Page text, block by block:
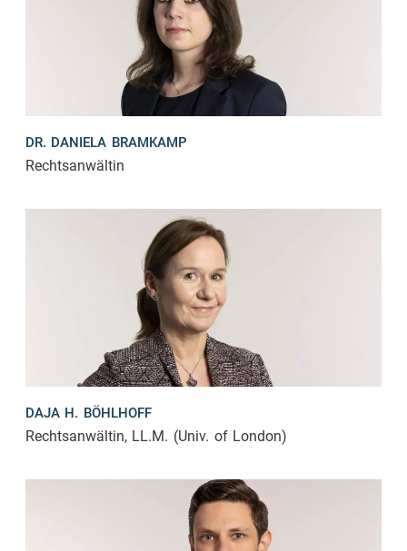
DR. DANIELA BRAMKAMP
Rechtsanwältin
DAJA H. BÖHLHOFF
Rechtsanwältin, LL.M. (Univ. of London)